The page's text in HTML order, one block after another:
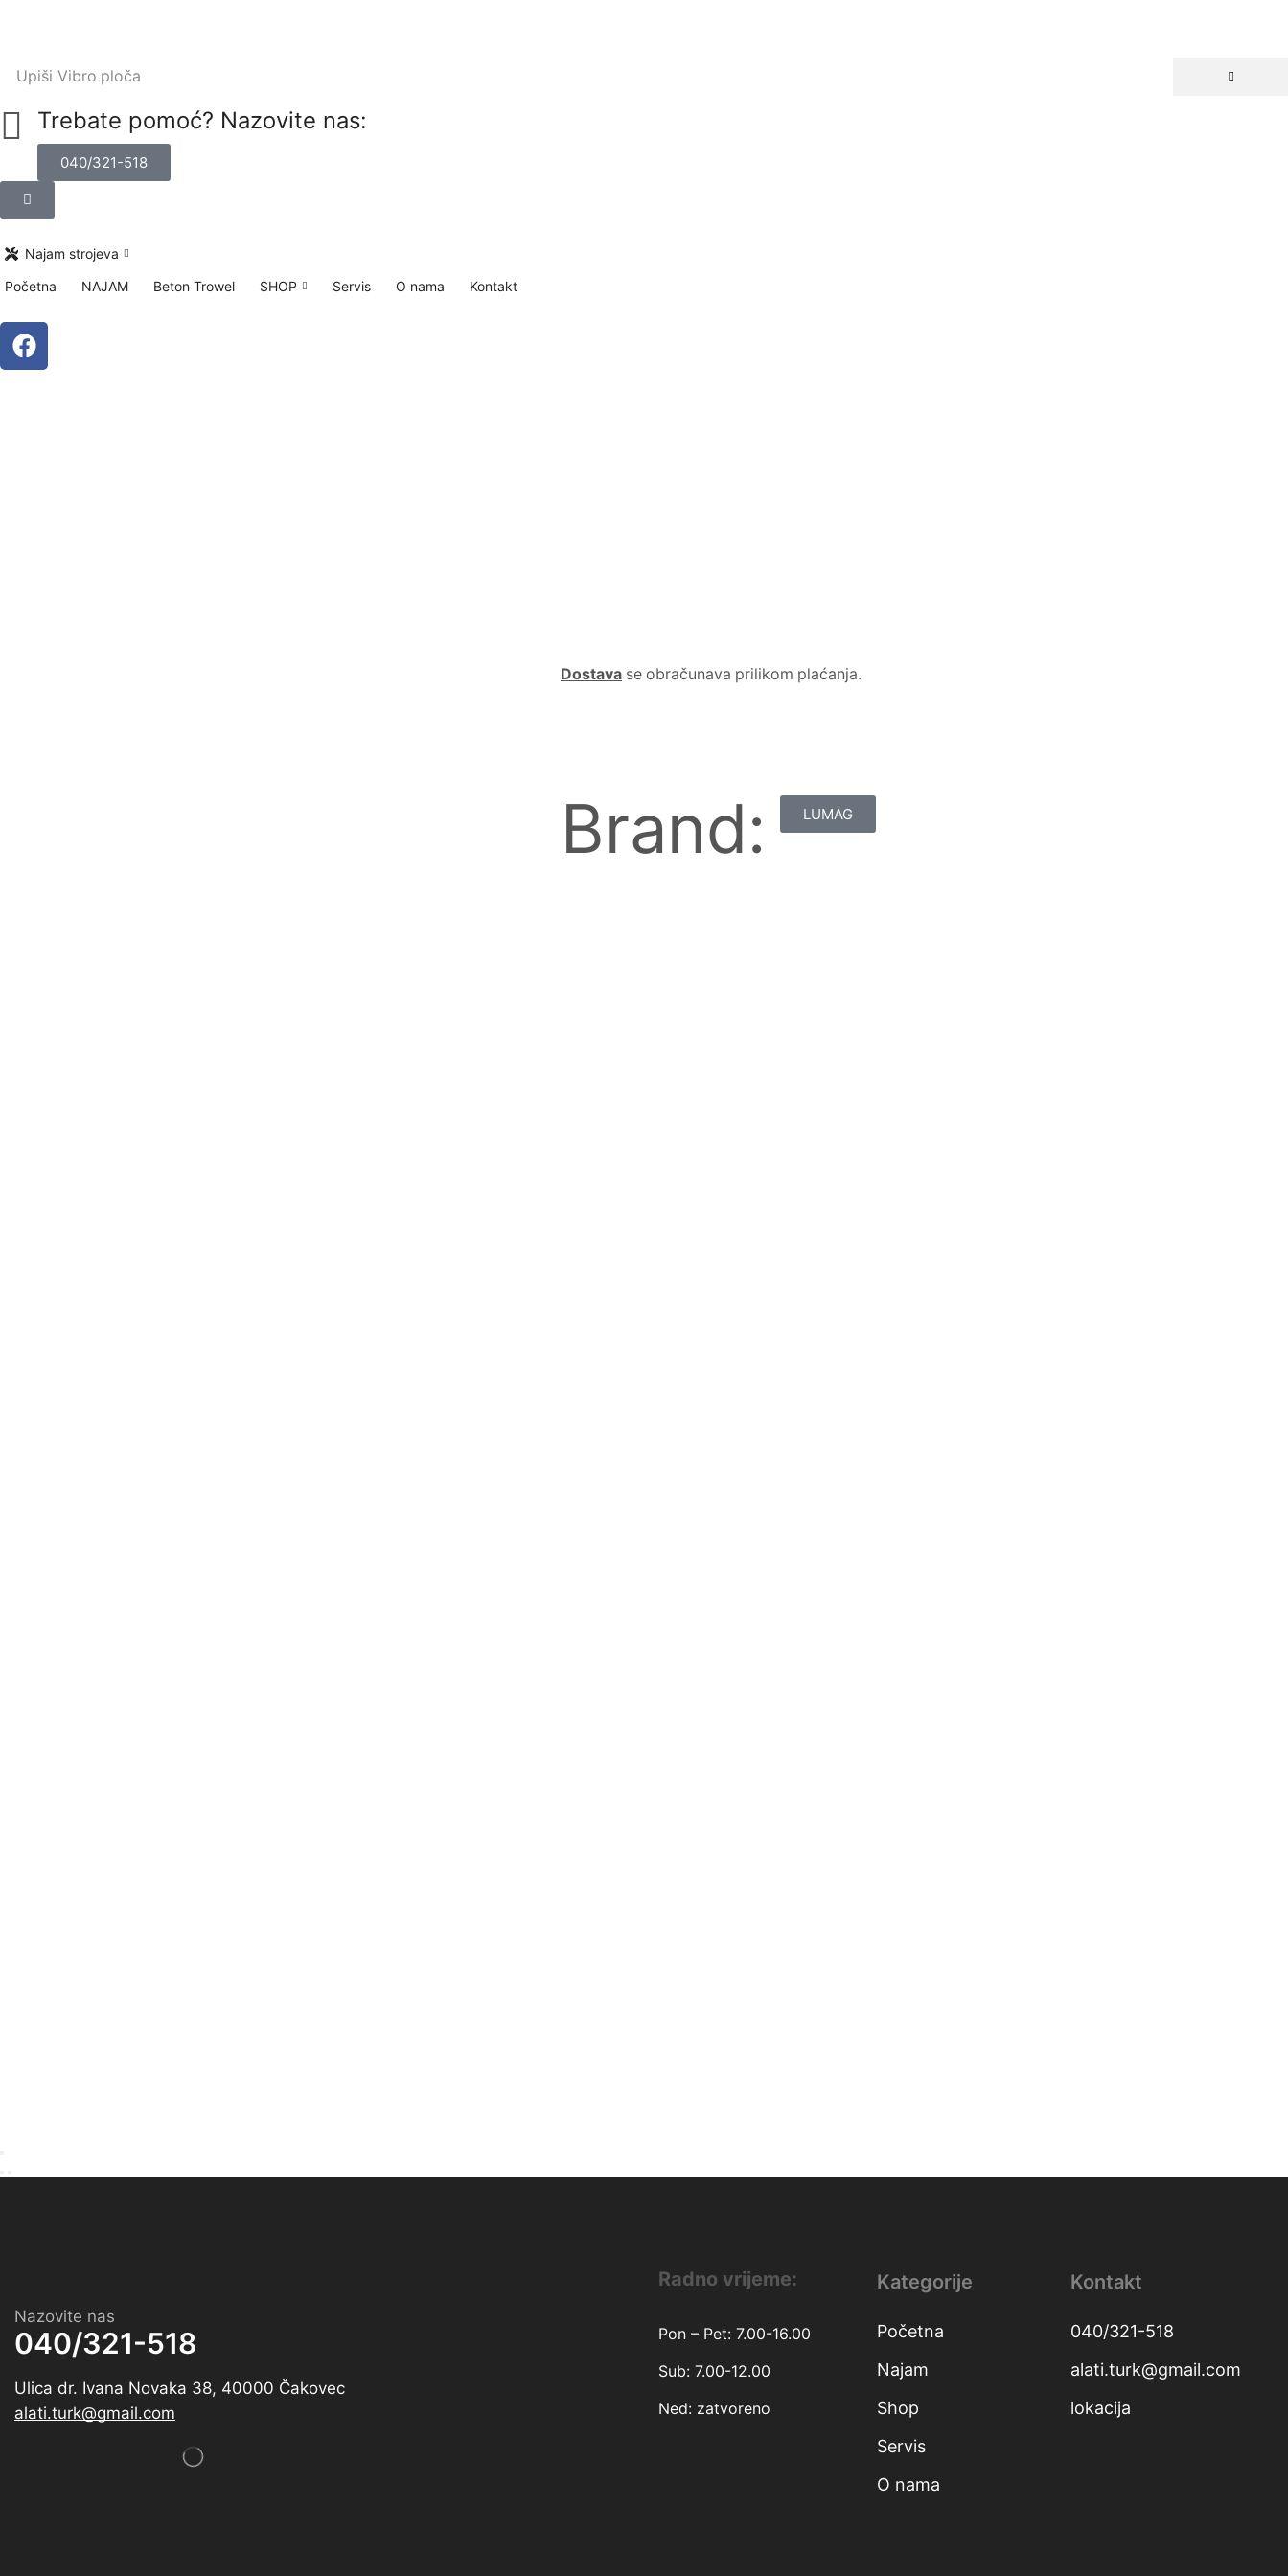
Upiši Vibro ploča
Trebate pomoć? Nazovite nas:
040/321-518
Najam strojeva
Početna
NAJAM Beton Trowel SHOP Servis O nama Kontakt
Dostava se obračunava prilikom plaćanja.
Brand: LUMAG
Nazovite nas
040/321-518
Ulica dr. Ivana Novaka 38, 40000 Čakovec
alati.turk@gmail.com
Radno vrijeme:
Pon – Pet: 7.00-16.00
Sub: 7.00-12.00
Ned: zatvoreno
Kategorije
Početna
Najam
Shop
Servis
O nama
Kontakt
040/321-518
alati.turk@gmail.com
lokacija